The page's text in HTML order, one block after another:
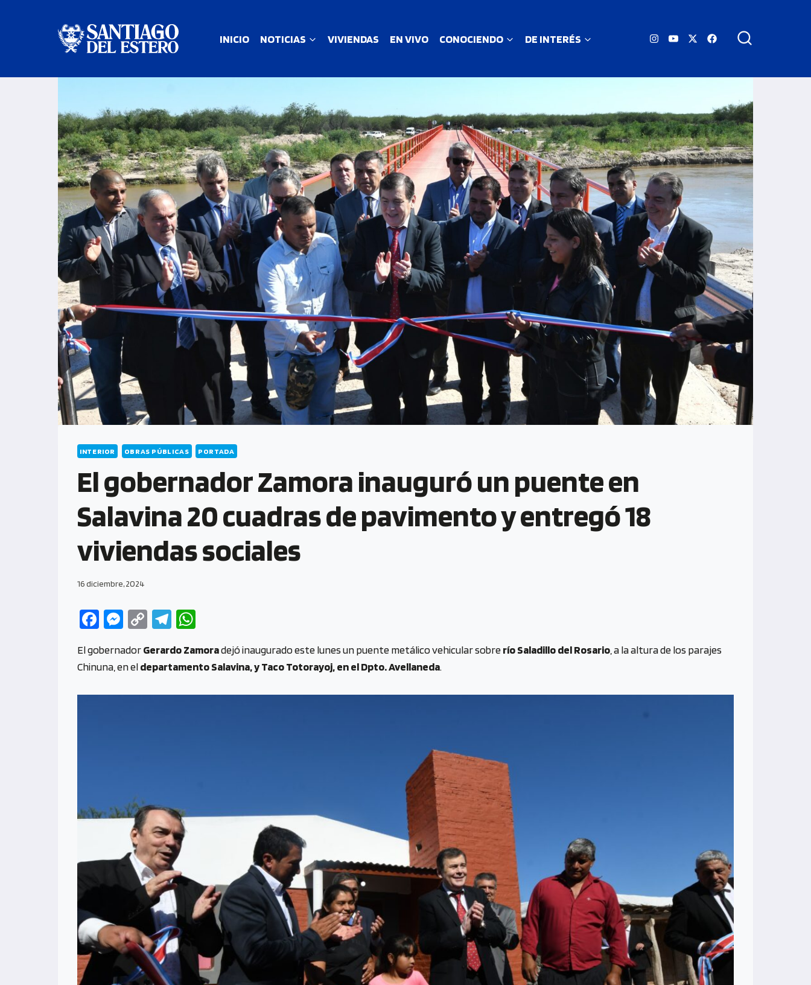
INICIO NOTICIAS VIVIENDAS EN VIVO CONOCIENDO DE INTERÉS
INTERIOR OBRAS PÚBLICAS PORTADA
El gobernador Zamora inauguró un puente en
Salavina 20 cuadras de pavimento y entregó 18
viviendas sociales
16 diciembre, 2024
Fa
b
o
o
M
se
n
g
C
py
Li
n
Te
gr
a
m
at
s
A
El gobernadorGerardo Zamoradejó inaugurado este lunes un puente metálico vehicular sobrerío Saladillo del Rosario , a la altura de los parajes
Chinuna, en eldepartamento Salavina, y Taco Totorayoj, en el Dpto. Avellaneda.